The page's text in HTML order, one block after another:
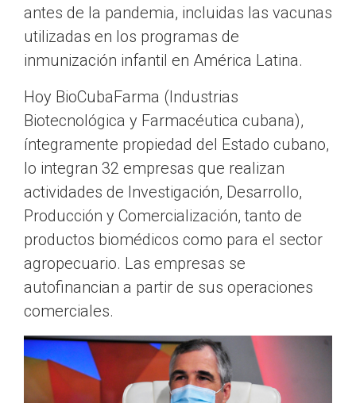
antes de la pandemia, incluidas las vacunas
utilizadas en los programas de
inmunización infantil en América Latina.
Hoy BioCubaFarma (Industrias
Biotecnológica y Farmacéutica cubana),
íntegramente propiedad del Estado cubano,
lo integran 32 empresas que realizan
actividades de Investigación, Desarrollo,
Producción y Comercialización, tanto de
productos biomédicos como para el sector
agropecuario. Las empresas se
autofinancian a partir de sus operaciones
comerciales.